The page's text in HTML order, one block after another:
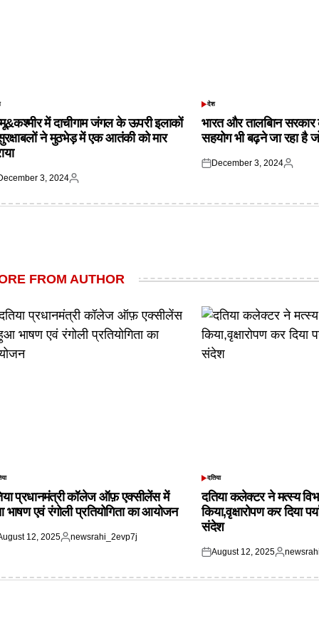
में दाचीगाम जंगल के ऊपरी इलाकों
ने मुठभेड़ में एक आतंकी को मार
3, 2024
Posted
POSTED
देश
भारत और तालबिान
सहयोग भी बढ़ने जा रहा है
Posted
December 3, 2024
Posted
FROM AUTHOR
प्रधानमंत्री कॉलेज ऑफ़ एक्सीलेंस में
एवं रंगोली प्रतियोगिता का आयोजन
12, 2025
Posted
newsrahi_2evp7j
POSTED
दतिया
दतिया कलेक्टर ने मत्स्य
किया,वृक्षारोपण कर दिया
संदेश
Posted
August 12, 2025
Posted